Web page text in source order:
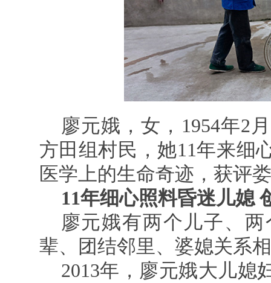
廖元娥，女，1954年2
方田组村民，她11年来细
医学上的生命奇迹，获评
11年细心照料昏迷儿媳
廖元娥有两个儿子、
辈、团结邻里、婆媳关系
2013年，廖元娥大儿媳